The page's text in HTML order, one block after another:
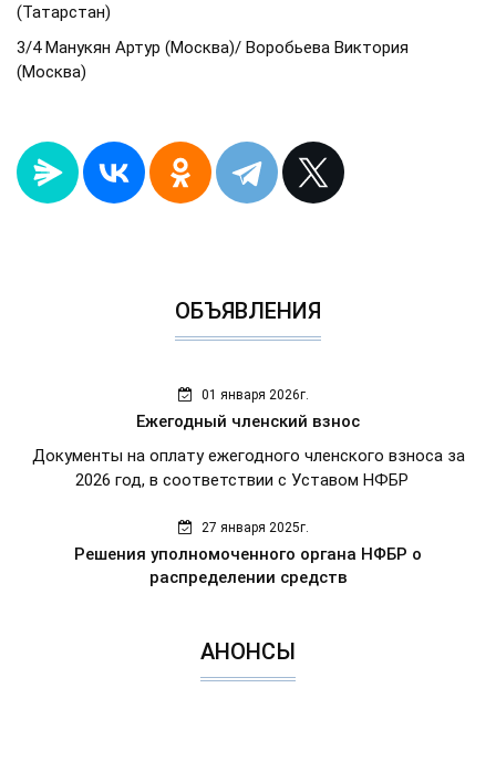
(Татарстан)
3/4 Манукян Артур (Москва)/ Воробьева Виктория
(Москва)
ОБЪЯВЛЕНИЯ
01 января 2026г.
Ежегодный членский взнос
Документы на оплату ежегодного членского взноса за
2026 год, в соответствии с Уставом НФБР
27 января 2025г.
Решения уполномоченного органа НФБР о
распределении средств
АНОНСЫ